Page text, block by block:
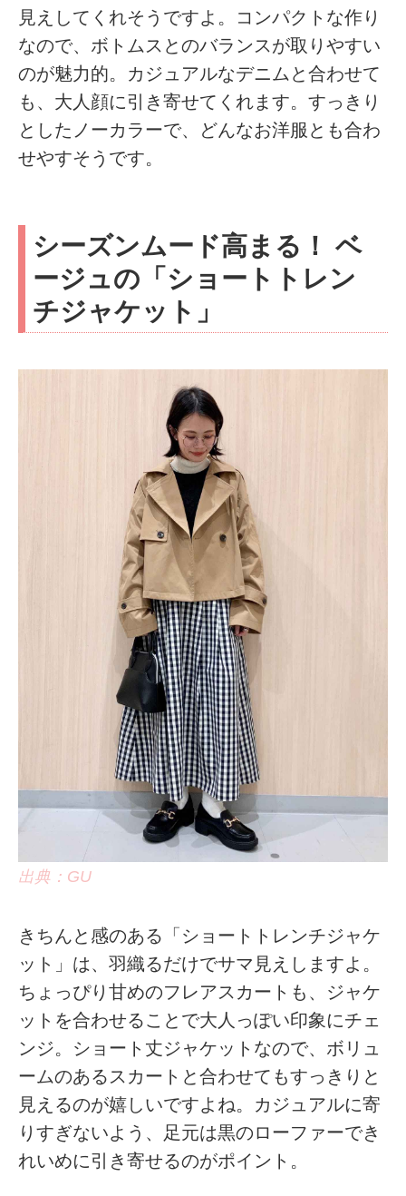
見えしてくれそうですよ。コンパクトな作り
なので、ボトムスとのバランスが取りやすい
のが魅力的。カジュアルなデニムと合わせて
も、大人顔に引き寄せてくれます。すっきり
としたノーカラーで、どんなお洋服とも合わ
せやすそうです。
シーズンムード高まる！ ベ
ージュの「ショートトレン
チジャケット」
出典：GU
きちんと感のある「ショートトレンチジャケ
ット」は、羽織るだけでサマ見えしますよ。
ちょっぴり甘めのフレアスカートも、ジャケ
ットを合わせることで大人っぽい印象にチェ
ンジ。ショート丈ジャケットなので、ボリュ
ームのあるスカートと合わせてもすっきりと
見えるのが嬉しいですよね。カジュアルに寄
りすぎないよう、足元は黒のローファーでき
れいめに引き寄せるのがポイント。